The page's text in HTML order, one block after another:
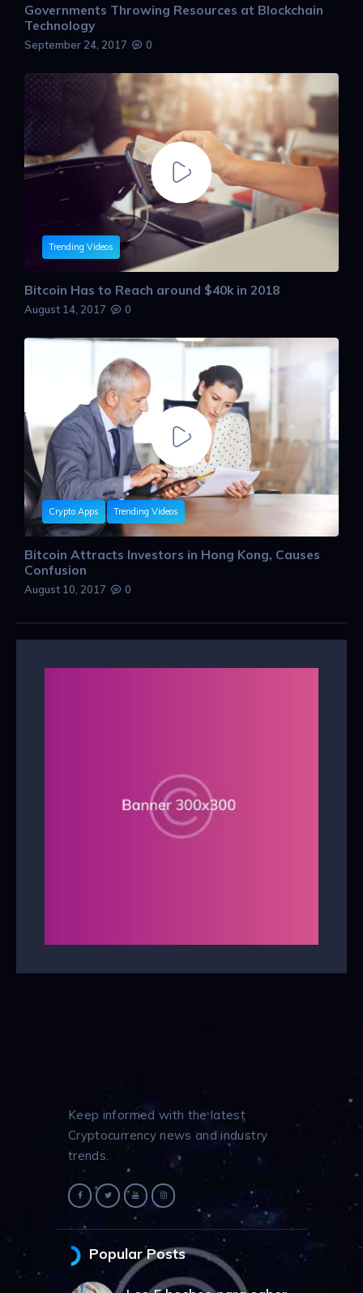
Governments Throwing Resources at Blockchain
Technology
September 24, 2017 0
Trending Videos
Bitcoin Has to Reach around $40k in 2018
August 14, 2017 0
Crypto Apps Trending Videos
Bitcoin Attracts Investors in Hong Kong, Causes
Confusion
August 10, 2017 0
Keep informed with the latest
Cryptocurrency news and industry
trends.
Popular Posts